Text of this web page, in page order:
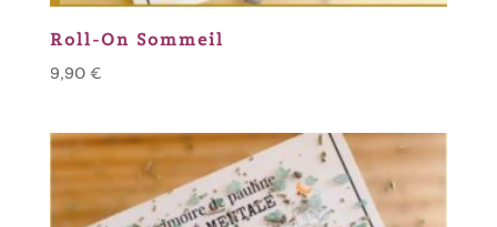
Roll-On Sommeil
9,90 €